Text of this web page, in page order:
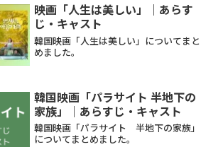
映画「人生は美しい」｜あらす
じ・キャスト
韓国映画「人生は美しい」についてまと
めました。
韓国映画「パラサイト 半地下の
家族」｜あらすじ・キャスト
韓国映画「パラサイト 半地下の家族」
についてまとめました。